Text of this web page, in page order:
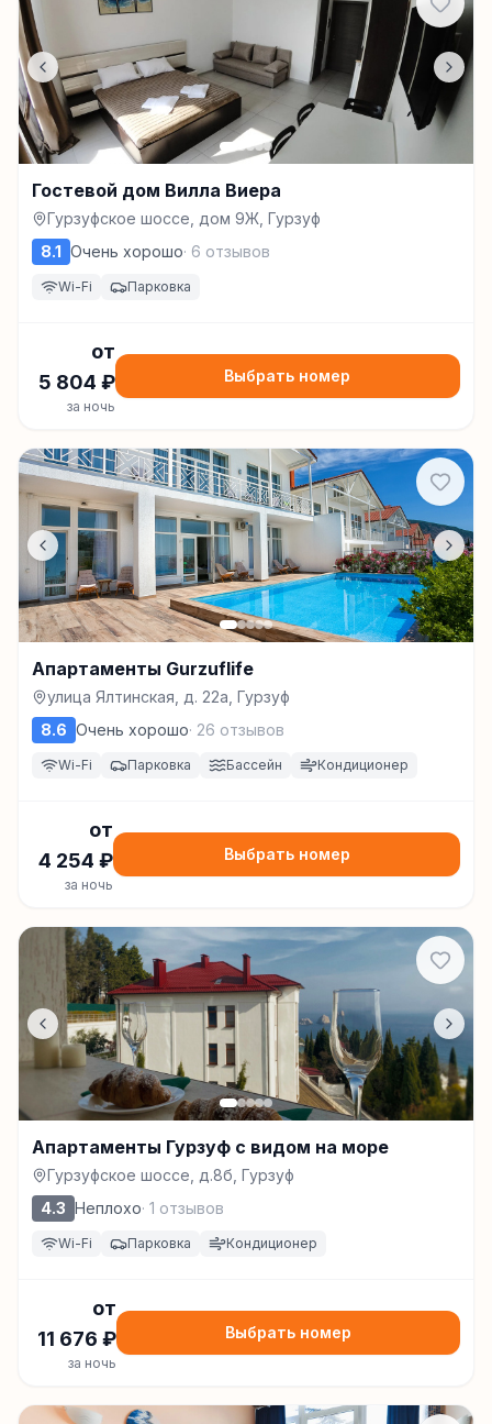
Гостевой дом Вилла Виера
Гурзуфское шоссе, дом 9Ж, Гурзуф
8.1 Очень хорошо· 6 отзывов
Wi-Fi Парковка
от
5 804 ₽
за ночь
Выбрать номер
Апартаменты Gurzuflife
улица Ялтинская, д. 22а, Гурзуф
8.6 Очень хорошо· 26 отзывов
Wi-Fi Парковка Бассейн Кондиционер
от
4 254 ₽
за ночь
Выбрать номер
Апартаменты Гурзуф с видом на море
Гурзуфское шоссе, д.8б, Гурзуф
4.3 Неплохо· 1 отзывов
Wi-Fi Парковка Кондиционер
от
11 676 ₽
за ночь
Выбрать номер